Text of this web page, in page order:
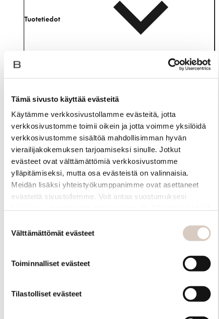
Tämä sivusto käyttää evästeitä
Käytämme verkkosivustollamme evästeitä, jotta
verkkosivustomme toimii oikein ja jotta voimme yksilöidä
verkkosivustomme sisältöä mahdollisimman hyvän
vierailijakokemuksen tarjoamiseksi sinulle. Jotkut
evästeet ovat välttämättömiä verkkosivustomme
ylläpitämiseksi, mutta osa evästeistä on valinnaisia.
Meidän lisäksi yhteistyökumppanimme ovat asettaneet
evästeitä sivustollemme. Voit antaa suostumuksesi
myöhemmin ”Evästeasetukset” -linkin kautta.
valinta
Välttämättömät evästeet
Toiminnalliset evästeet
Tilastolliset evästeet
Tuotetiedot
Materiaali
Samankaltaisia tuotteita